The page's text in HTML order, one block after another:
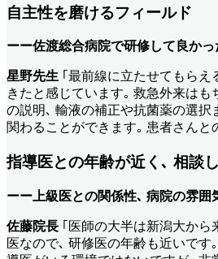
自主性を磨けるフィールド
ーー佐渡総合病院で研修して良かっ
星野先生 ｢最前線に立たせてもらえ
きたと感じています｡ 救急外来はも
の説明､ 輸液の補正や抗菌薬の選択
関わることができます｡ 患者さんと
指導医との年齢が近く､ 相談
ーー上級医との関係性､ 病院の雰囲
佐藤院長 ｢医師の大半は新潟大から
医なので､ 研修医の年齢も近いです